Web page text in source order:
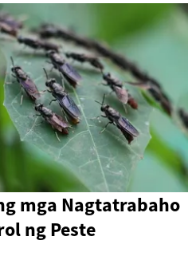
mga Nagtatrabaho
ng Peste